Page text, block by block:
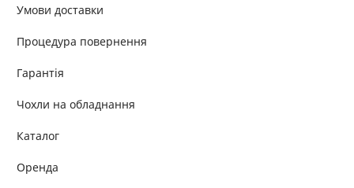
Умови доставки
Процедура повернення
Гарантія
Чохли на обладнання
Каталог
Оренда